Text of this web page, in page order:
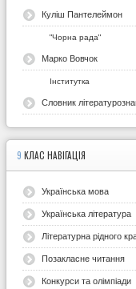
Куліш Пантелеймон
"Чорна рада"
Марко Вовчок
Інститутка
Словник
9 КЛАС НАВІГАЦІЯ
Українська мова
Українська література
Літературна рідного
Позакласне читання
Конкурси та олімпіади